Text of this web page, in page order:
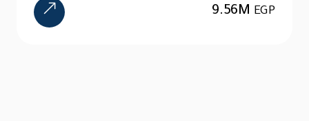
4.47M EGP